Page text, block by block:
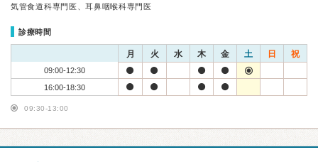
気管食道科専門医、耳鼻咽喉科専門医
診療時間
月 火 水 木 金 土 日 祝
09:00-12:30
16:00-18:30
09:30-13:00